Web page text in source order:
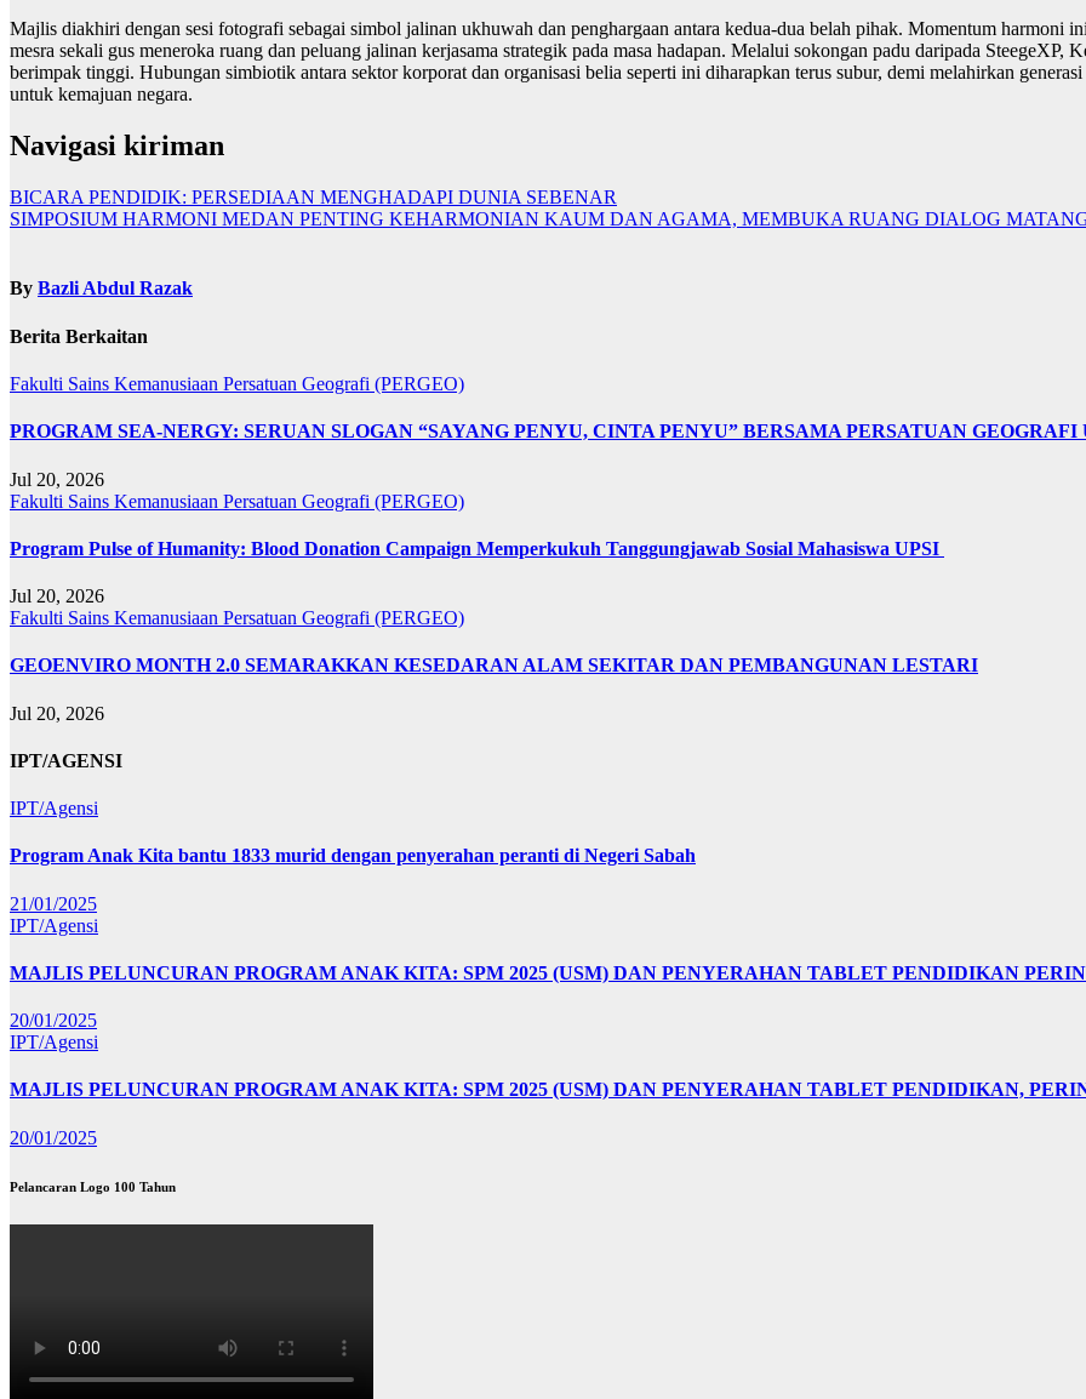
Majlis diakhiri dengan sesi fotografi sebagai simbol jalinan ukhuwah dan penghargaan antara kedua-dua belah pihak. Momentum harmoni
mesra sekali gus meneroka ruang dan peluang jalinan kerjasama strategik pada masa hadapan. Melalui sokongan padu daripada
berimpak tinggi. Hubungan simbiotik antara sektor korporat dan organisasi belia seperti ini diharapkan terus subur, demi melahirkan
untuk kemajuan negara.
Navigasi kiriman
BICARA PENDIDIK: PERSEDIAAN MENGHADAPI DUNIA SEBENAR
SIMPOSIUM HARMONI MEDAN PENTING KEHARMONIAN KAUM DAN AGAMA, MEMBUKA RUANG DIALOG
By Bazli Abdul Razak
Berita Berkaitan
Fakulti Sains Kemanusiaan Persatuan Geografi (PERGEO)
PROGRAM SEA-NERGY: SERUAN SLOGAN “SAYANG PENYU, CINTA PENYU” BERSAMA PERSATUAN GEOGRAFI
Jul 20, 2026
Fakulti Sains Kemanusiaan Persatuan Geografi (PERGEO)
Program Pulse of Humanity: Blood Donation Campaign Memperkukuh Tanggungjawab Sosial Mahasiswa UPSI
Jul 20, 2026
Fakulti Sains Kemanusiaan Persatuan Geografi (PERGEO)
GEOENVIRO MONTH 2.0 SEMARAKKAN KESEDARAN ALAM SEKITAR DAN PEMBANGUNAN LESTARI
Jul 20, 2026
IPT/AGENSI
IPT/Agensi
Program Anak Kita bantu 1833 murid dengan penyerahan peranti di Negeri Sabah
21/01/2025
IPT/Agensi
MAJLIS PELUNCURAN PROGRAM ANAK KITA: SPM 2025 (USM) DAN PENYERAHAN TABLET PENDIDIKAN
20/01/2025
IPT/Agensi
MAJLIS PELUNCURAN PROGRAM ANAK KITA: SPM 2025 (USM) DAN PENYERAHAN TABLET PENDIDIKAN,
20/01/2025
Pelancaran Logo 100 Tahun